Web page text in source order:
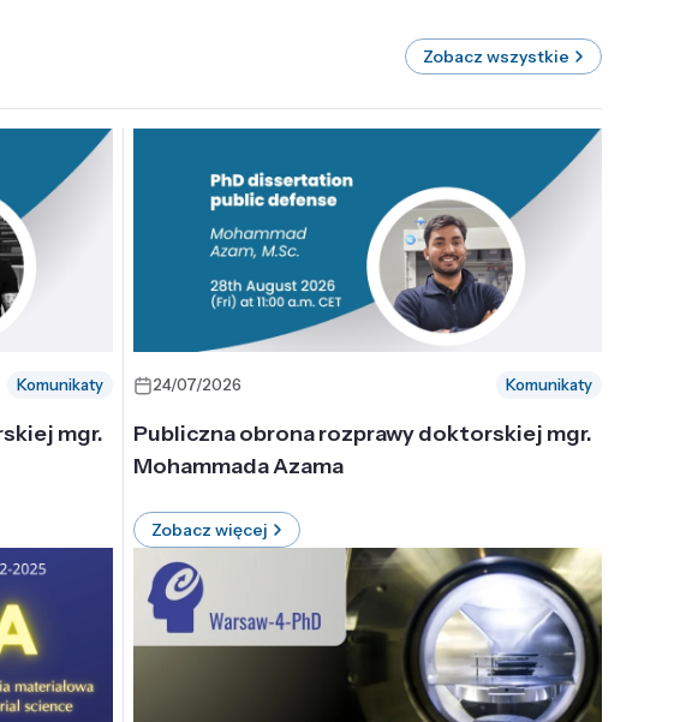
Zobacz wszystkie
Komunikaty
mgr.
24/07/2026 Komunikaty
Publiczna obrona rozprawy doktorskiej mgr.
Mohammada Azama
Zobacz więcej